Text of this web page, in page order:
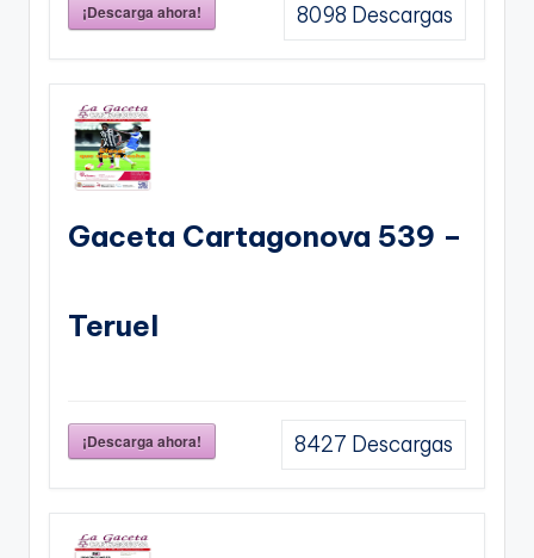
¡Descarga ahora! 8098 Descargas
Gaceta Cartagonova 539 –
Teruel
¡Descarga ahora! 8427 Descargas